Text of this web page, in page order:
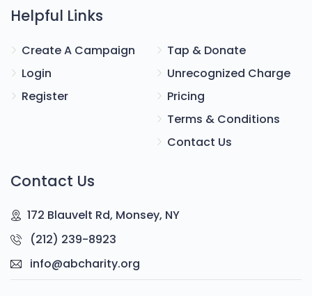
Helpful Links
Create A Campaign
Login
Register
Tap & Donate
Unrecognized Charge
Pricing
Terms & Conditions
Contact Us
Contact Us
172 Blauvelt Rd, Monsey, NY
(212) 239-8923
info@abcharity.org